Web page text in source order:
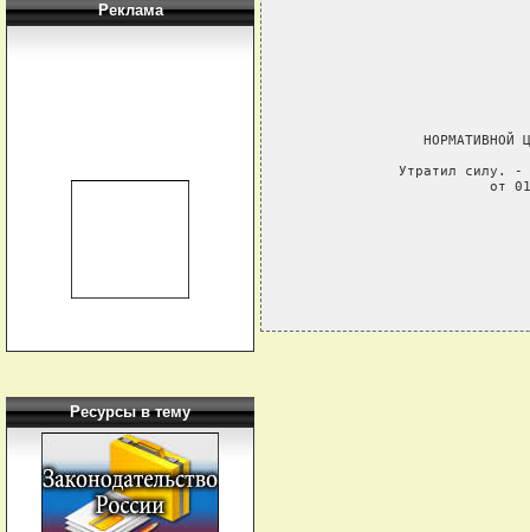
Реклама
Ресурсы в тему
НОРМАТИВНОЙ
Утратил силу.
от